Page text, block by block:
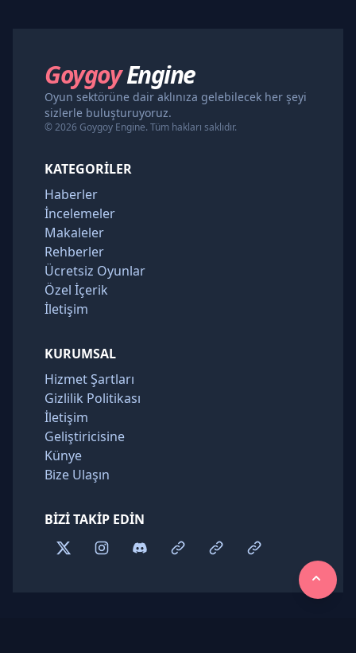
GoygoyEngine
Oyun sektörüne dair aklınıza gelebilecek her şeyi
sizlerle buluşturuyoruz.
© 2026 Goygoy Engine. Tüm hakları saklıdır.
KATEGORILER
Haberler
İncelemeler
Makaleler
Rehberler
Ücretsiz Oyunlar
Özel İçerik
İletişim
KURUMSAL
Hizmet Şartları
Gizlilik Politikası
İletişim
Geliştiricisine
Künye
Bize Ulaşın
BIZI TAKIP EDIN